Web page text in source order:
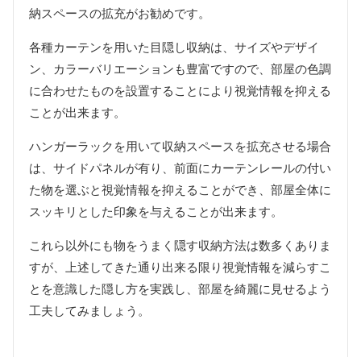
納スペースの拡充がお勧めです。
各種カーテンを用いた目隠し収納は、サイズやデザイ
ン、カラーバリエーションも豊富ですので、部屋の色調
に合わせたものを設置することにより視覚情報を抑える
ことが出来ます。
ハンガーラックを用いて収納スペースを拡充させる場合
は、サイドパネルが有り、前面にカーテンレールの付い
た物を選ぶと視覚情報を抑えることができ、部屋全体に
スッキリとした印象を与えることが出来ます。
これら以外にも物をうまく隠す収納方法は数多くありま
すが、上述してきた通り出来る限り視覚情報を減らすこ
とを意識した隠し方を実践し、部屋を綺麗に見せるよう
工夫してみましょう。